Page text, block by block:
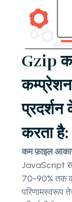
Gzip
प्रदर्शन
करता है:
कम फ़ाइल
JavaScript
70-90% तक
परिणामस्वरूप